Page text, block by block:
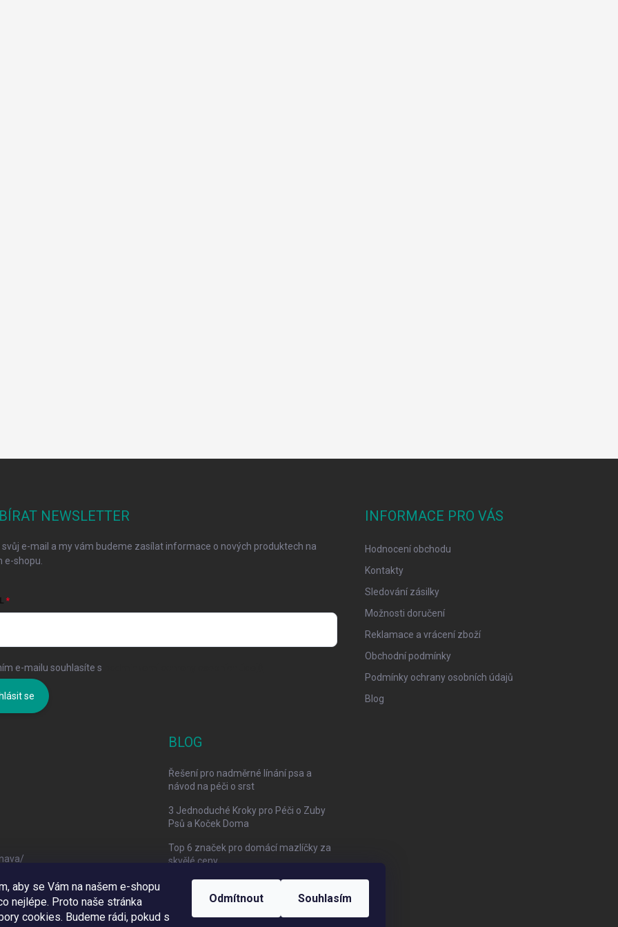
aby se Vám na našem e-shopu
nejlépe. Proto naše stránka
cookies. Budeme rádi, pokud s
Odmítnout Souhlasím
NEWSLETTER
svůj e-mail a my vám budeme zasílat informace o nových produktech na
e-shopu.
e-mailu souhlasíte s
se
INFORMACE PRO VÁS
Hodnocení obchodu
Kontakty
Sledování zásilky
Možnosti doručení
Reklamace a vrácení zboží
Obchodní podmínky
Podmínky ochrany osobních údajů
Blog
BLOG
Řešení pro nadměrné línání psa a
návod na péči o srst
3 Jednoduché Kroky pro Péči o Zuby
Psů a Koček Doma
Top 6 značek pro domácí mazlíčky za
skvělé ceny